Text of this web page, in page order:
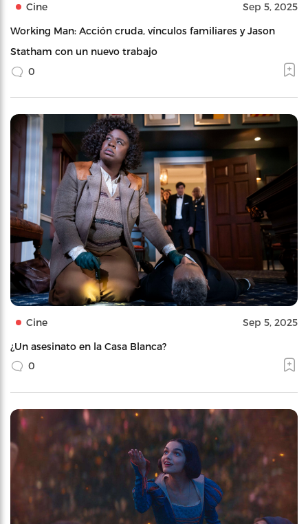
Cine Sep 5, 2025
Working Man: Acción cruda, vínculos familiares y Jason
Statham con un nuevo trabajo
0
Cine Sep 5, 2025
¿Un asesinato en la Casa Blanca?
0